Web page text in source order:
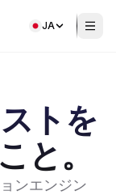
JA
トを
と。
ンエンジン